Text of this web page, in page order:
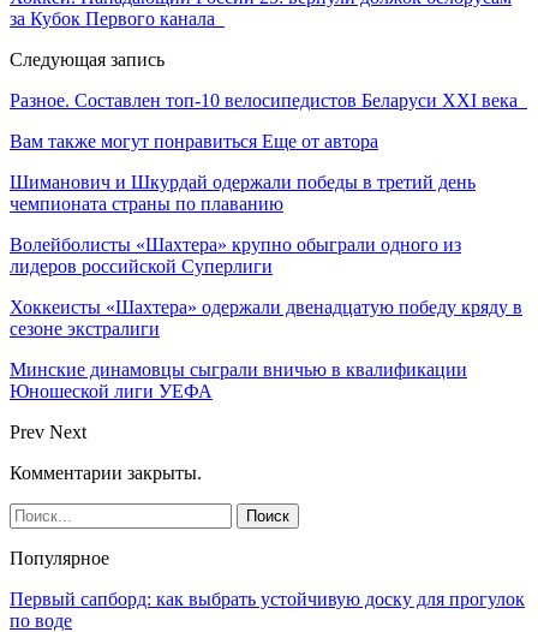
за Кубок Первого канала
Следующая запись
Разное. Составлен топ-10 велосипедистов Беларуси XXI века
Вам также могут понравиться Еще от автора
Шиманович и Шкурдай одержали победы в третий день
чемпионата страны по плаванию
Волейболисты «Шахтера» крупно обыграли одного из
лидеров российской Суперлиги
Хоккеисты «Шахтера» одержали двенадцатую победу кряду в
сезоне экстралиги
Минские динамовцы сыграли вничью в квалификации
Юношеской лиги УЕФА
Prev Next
Комментарии закрыты.
Популярное
Первый сапборд: как выбрать устойчивую доску для прогулок
по воде